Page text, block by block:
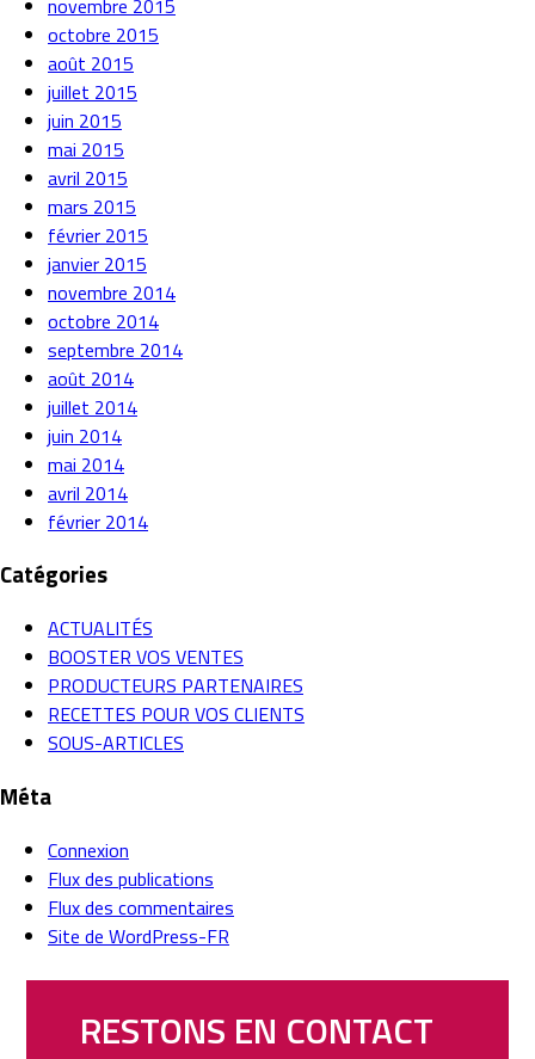
octobre 2015
août 2015
juillet 2015
juin 2015
mai 2015
avril 2015
mars 2015
février 2015
janvier 2015
novembre 2014
octobre 2014
septembre 2014
août 2014
juillet 2014
juin 2014
mai 2014
avril 2014
février 2014
Catégories
ACTUALITÉS
BOOSTER VOS VENTES
PRODUCTEURS PARTENAIRES
RECETTES POUR VOS CLIENTS
SOUS-ARTICLES
Méta
Connexion
Flux des publications
Flux des commentaires
Site de WordPress-FR
RESTONS EN CONTACT